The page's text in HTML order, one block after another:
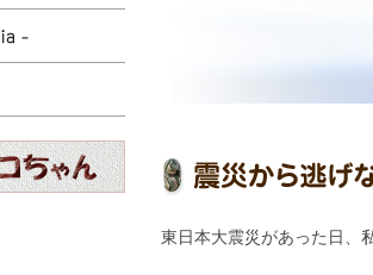
東日本大震災があった日、